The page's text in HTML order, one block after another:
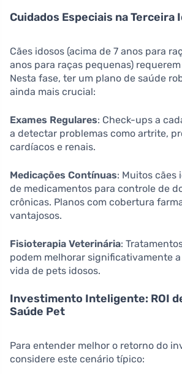
Cuidados Especiais na Terceira
Cães idosos (acima de 7 anos para
anos para raças pequenas)
Nesta fase, ter um plano de saúde
ainda mais crucial:
Exames Regulares: Check-ups a
a detectar problemas como artrite,
cardíacos e renais.
Medicações Contínuas: Muitos cães
de medicamentos para controle de
crônicas. Planos com cobertura
vantajosos.
Fisioterapia Veterinária:
podem melhorar significativamente
vida de pets idosos.
Investimento Inteligente: ROI
Saúde Pet
Para entender melhor o retorno do
considere este cenário típico: